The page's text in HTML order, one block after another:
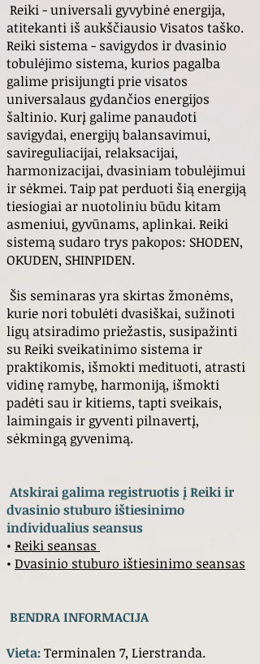
Reiki - universali gyvybinė energija,
atitekanti iš aukščiausio Visatos taško.
Reiki sistema - savigydos ir dvasinio
tobulėjimo sistema, kurios pagalba
galime prisijungti prie visatos
universalaus gydančios energijos
šaltinio. Kurį galime panaudoti
savigydai, energijų balansavimui,
savireguliacijai, relaksacijai,
harmonizacijai, dvasiniam tobulėjimui
ir sėkmei. Taip pat perduoti šią energiją
tiesiogiai ar nuotoliniu būdu kitam
asmeniui, gyvūnams, aplinkai. Reiki
sistemą sudaro trys pakopos: SHODEN,
OKUDEN, SHINPIDEN.
Šis seminaras yra skirtas žmonėms,
kurie nori tobulėti dvasiškai, sužinoti
ligų atsiradimo priežastis, susipažinti
su Reiki sveikatinimo sistema ir
praktikomis, išmokti medituoti, atrasti
vidinę ramybę, harmoniją, išmokti
padėti sau ir kitiems, tapti sveikais,
laimingais ir gyventi pilnavertį,
sėkmingą gyvenimą.
Atskirai galima registruotis į Reiki ir
dvasinio stuburo ištiesinimo
individualius seansus
• Reiki seansas
• Dvasinio stuburo ištiesinimo seansas
BENDRA INFORMACIJA
Vieta:Terminalen 7, Lierstranda.